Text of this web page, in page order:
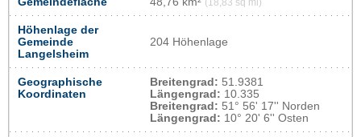
(18,83 sq mi)
Höhenlage der
Gemeinde
Langelsheim
204 Höhenlage
Geographische
Koordinaten
Breitengrad: 51.9381
Längengrad: 10.335
Breitengrad: 51° 56' 17'' Norden
Längengrad: 10° 20' 6'' Osten